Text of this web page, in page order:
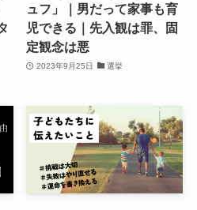
ュフ」｜男だって家事も育
児できる｜先入観は罪、固
定観念は悪
2023年9月25日 選挙